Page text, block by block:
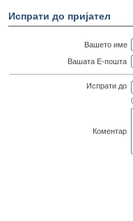
Испрати до пријател
Вашето име
Вашата Е-пошта
Испрати до
Коментар